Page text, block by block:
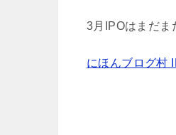
3月IPOはまだま
にほんブログ村